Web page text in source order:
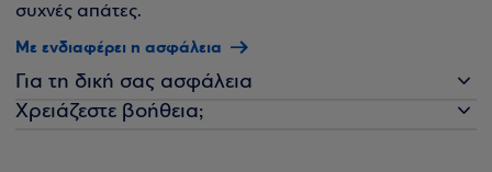
συχνές απάτες.
Με ενδιαφέρει η ασφάλεια
Για τη δική σας ασφάλεια
Χρειάζεστε βοήθεια;